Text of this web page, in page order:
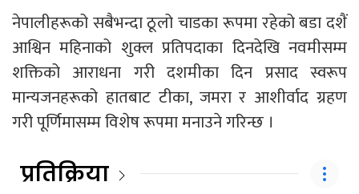
नेपालीहरूको सबैभन्दा ठूलो चाडका रूपमा रहेको बडा दशैं
आश्विन महिनाको शुक्ल प्रतिपदाका दिनदेखि नवमीसम्म
शक्तिको आराधना गरी दशमीका दिन प्रसाद स्वरूप
मान्यजनहरूको हातबाट टीका, जमरा र आशीर्वाद ग्रहण
गरी पूर्णिमासम्म विशेष रूपमा मनाउने गरिन्छ ।
प्रतिक्रिया